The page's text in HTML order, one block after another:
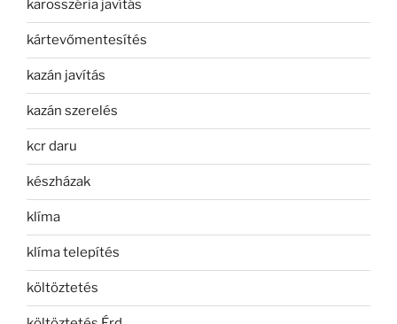
karosszéria javítás
kártevőmentesítés
kazán javítás
kazán szerelés
kcr daru
készházak
klíma
klíma telepítés
költöztetés